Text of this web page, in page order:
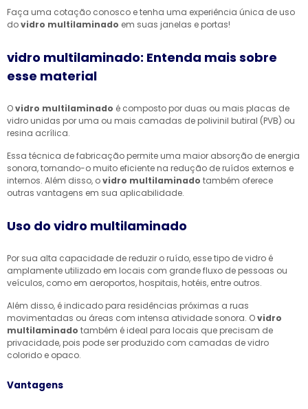
Faça uma cotação conosco e tenha uma experiência única de uso
dovidro multilaminado em suas janelas e portas!
vidro multilaminado: Entenda mais sobre
esse material
Ovidro multilaminado é composto por duas ou mais placas de
vidro unidas por uma ou mais camadas de polivinil butiral (PVB) ou
resina acrílica.
Essa técnica de fabricação permite uma maior absorção de energia
sonora, tornando-o muito eficiente na redução de ruídos externos e
internos. Além disso, ovidro multilaminado também oferece
outras vantagens em sua aplicabilidade.
Uso do vidro multilaminado
Por sua alta capacidade de reduzir o ruído, esse tipo de vidro é
amplamente utilizado em locais com grande fluxo de pessoas ou
veículos, como em aeroportos, hospitais, hotéis, entre outros.
Além disso, é indicado para residências próximas a ruas
movimentadas ou áreas com intensa atividade sonora. Ovidro
multilaminado também é ideal para locais que precisam de
privacidade, pois pode ser produzido com camadas de vidro
colorido e opaco.
Vantagens